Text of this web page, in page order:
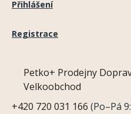
Přihlášení
Registrace
Petko+ Prodejny
Velkoobchod
+420 720 031 166 (Po–Pá